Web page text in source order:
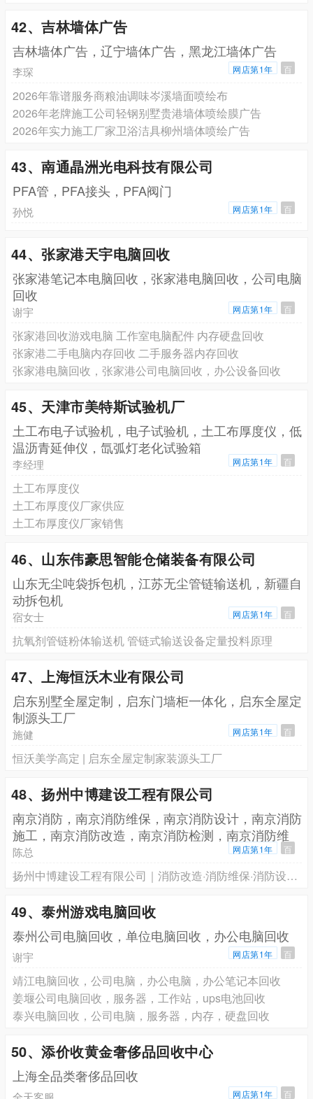
42、吉林墙体广告
吉林墙体广告，辽宁墙体广告，黑龙江墙体广告
李琛 网店第1年 百
2026年靠谱服务商粮油调味岑溪墙面喷绘布
2026年老牌施工公司轻钢别墅贵港墙体喷绘膜广告
2026年实力施工厂家卫浴洁具柳州墙体喷绘广告
43、南通晶洲光电科技有限公司
PFA管，PFA接头，PFA阀门
孙悦 网店第1年 百
44、张家港天宇电脑回收
张家港笔记本电脑回收，张家港电脑回收，公司电脑
回收
谢宇 网店第1年 百
张家港回收游戏电脑 工作室电脑配件 内存硬盘回收
张家港二手电脑内存回收 二手服务器内存回收
张家港电脑回收，张家港公司电脑回收，办公设备回收
45、天津市美特斯试验机厂
土工布电子试验机，电子试验机，土工布厚度仪，低
温沥青延伸仪，氙弧灯老化试验箱
李经理 网店第1年 百
土工布厚度仪
土工布厚度仪厂家供应
土工布厚度仪厂家销售
46、山东伟豪思智能仓储装备有限公司
山东无尘吨袋拆包机，江苏无尘管链输送机，新疆自
动拆包机
宿女士 网店第1年 百
抗氧剂管链粉体输送机 管链式输送设备定量投料原理
47、上海恒沃木业有限公司
启东别墅全屋定制，启东门墙柜一体化，启东全屋定
制源头工厂
施健 网店第1年 百
恒沃美学高定 | 启东全屋定制家装源头工厂
48、扬州中博建设工程有限公司
南京消防，南京消防维保，南京消防设计，南京消防
施工，南京消防改造，南京消防检测，南京消防维
修，南京消
陈总 网店第1年 百
扬州中博建设工程有限公司｜消防改造·消防维保·消防设计·消防施工·消防检测·消防工程全案服务
49、泰州游戏电脑回收
泰州公司电脑回收，单位电脑回收，办公电脑回收
谢宇 网店第1年 百
靖江电脑回收，公司电脑，办公电脑，办公笔记本回收
姜堰公司电脑回收，服务器，工作站，ups电池回收
泰兴电脑回收，公司电脑，服务器，内存，硬盘回收
50、添价收黄金奢侈品回收中心
上海全品类奢侈品回收
网店第1年 百